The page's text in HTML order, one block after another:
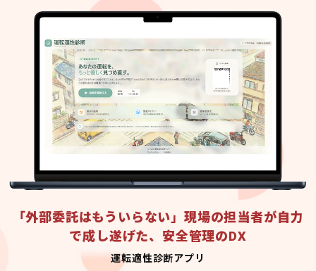
「外部委託はもういらない」現場の担当者が自力
で成し遂げた、安全管理のDX
運転適性診断アプリ